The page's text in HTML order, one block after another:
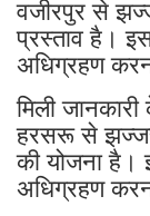
वजीरपुर से
प्रस्ताव है।
अधिग्रहण
मिली
हरसरू से
की योजना
अधिग्रहण